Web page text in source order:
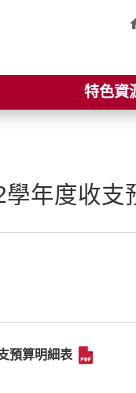
特色資
年度收支
預算明細表